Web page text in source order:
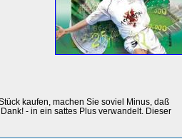
kaufen, machen Sie soviel Minus, daß
- in ein sattes Plus verwandelt. Dieser